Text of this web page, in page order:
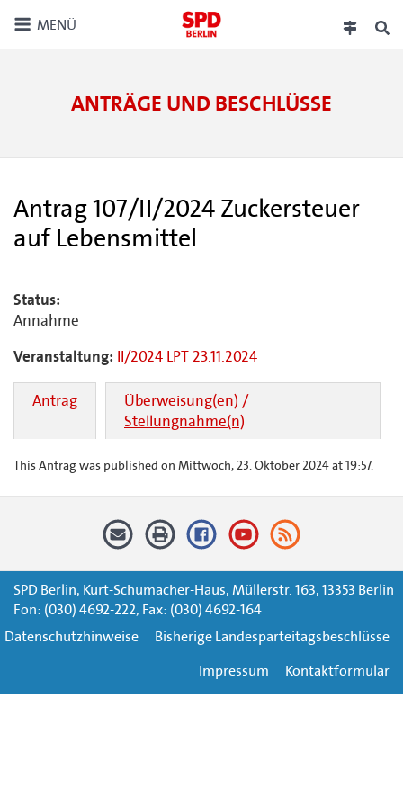
MENÜ
ANTRÄGE UND BESCHLÜSSE
Antrag 107/II/2024 Zuckersteuer
auf Lebensmittel
Status:
Annahme
Veranstaltung: II/2024 LPT 23.11.2024
Antrag
Überweisung(en) /
Stellungnahme(n)
This Antrag was published on Mittwoch, 23. Oktober 2024 at 19:57.
SPD Berlin, Kurt-Schumacher-Haus, Müllerstr. 163, 13353 Berlin
Fon: (030) 4692-222, Fax: (030) 4692-164
Datenschutzhinweise
Bisherige Landesparteitagsbeschlüsse
Impressum
Kontaktformular